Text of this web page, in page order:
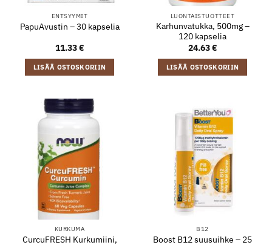
ENTSYYMIT
PapuAvustin – 30 kapselia
11.33€
LISÄÄ OSTOSKORIIN
LUONTAISTUOTTEET
Karhunvatukka, 500mg –
120 kapselia
24.63€
LISÄÄ OSTOSKORIIN
KURKUMA
CurcuFRESH Kurkumiini,
B12
Boost B12 suusuihke – 25